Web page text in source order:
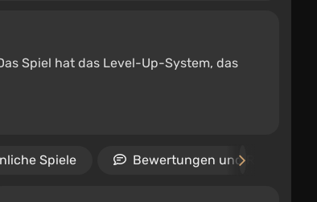
Spiel hat das Level-Up-System, das
Spiele Bewertungen und